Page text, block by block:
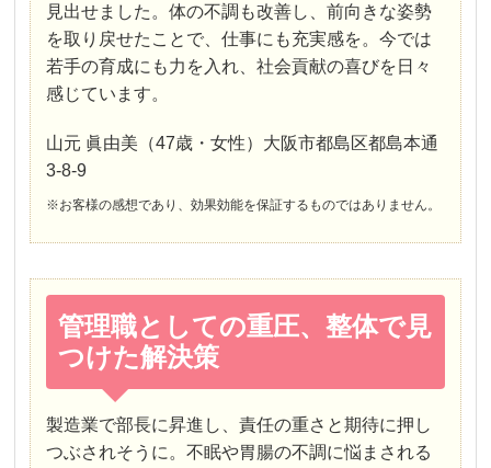
見出せました。体の不調も改善し、前向きな姿勢
を取り戻せたことで、仕事にも充実感を。今では
若手の育成にも力を入れ、社会貢献の喜びを日々
感じています。
山元 眞由美（47歳・女性）大阪市都島区都島本通
3-8-9
※お客様の感想であり、効果効能を保証するものではありません。
管理職としての重圧、整体で見
つけた解決策
製造業で部長に昇進し、責任の重さと期待に押し
つぶされそうに。不眠や胃腸の不調に悩まされる